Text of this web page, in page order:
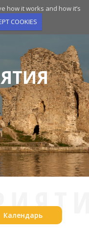
how it works and how it’s
COOKIES
Календарь